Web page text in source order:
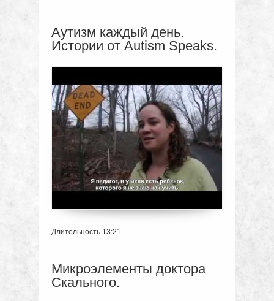
Аутизм каждый день.
Истории от Autism Speaks.
Длительность 13:21
Микроэлементы доктора
Скального.